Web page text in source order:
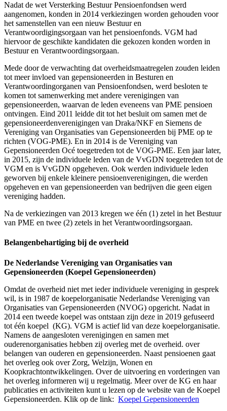
Nadat de wet Versterking Bestuur Pensioenfondsen werd
aangenomen, konden in 2014 verkiezingen worden gehouden voor
het samenstellen van een nieuw Bestuur en
Verantwoordigingsorgaan van het pensioenfonds. VGM had
hiervoor de geschikte kandidaten die gekozen konden worden in
Bestuur en Verantwoordingsorgaan.
Mede door de verwachting dat overheidsmaatregelen zouden leiden
tot meer invloed van gepensioneerden in Besturen en
Verantwoordingorganen van Pensioenfondsen, werd besloten te
komen tot samenwerking met andere verenigingen van
gepensioneerden, waarvan de leden eveneens van PME pensioen
ontvingen. Eind 2011 leidde dit tot het besluit om samen met de
gepensioneerdenverenigingen van Draka/NKF en Siemens de
Vereniging van Organisaties van Gepensioneerden bij PME op te
richten (VOG-PME). En in 2014 is de Vereniging van
Gepensioneerden Océ toegetreden tot de VOG-PME. Een jaar later,
in 2015, zijn de individuele leden van de VvGDN toegetreden tot de
VGM en is VvGDN opgeheven. Ook werden individuele leden
geworven bij enkele kleinere pensioenverenigingen, die werden
opgeheven en van gepensioneerden van bedrijven die geen eigen
vereniging hadden.
Na de verkiezingen van 2013 kregen we één (1) zetel in het Bestuur
van PME en twee (2) zetels in het Verantwoordingsorgaan.
Belangenbehartiging bij de overheid
De Nederlandse Vereniging van Organisaties van
Gepensioneerden (Koepel Gepensioneerden)
Omdat de overheid niet met ieder individuele vereniging in gesprek
wil, is in 1987 de koepelorganisatie Nederlandse Vereniging van
Organisaties van Gepensioneerden (NVOG) opgericht. Nadat in
2014 een tweede koepel was ontstaan zijn deze in 2019 gefuseerd
tot één koepel (KG). VGM is actief lid van deze koepelorganisatie.
Namens de aangesloten verenigingen en samen met
ouderenorganisaties hebben zij overleg met de overheid. over
belangen van ouderen en gepensioneerden. Naast pensioenen gaat
het overleg ook over Zorg, Welzijn, Wonen en
Koopkrachtontwikkelingen. Over de uitvoering en vorderingen van
het overleg informeren wij u regelmatig. Meer over de KG en haar
publicaties en activiteiten kunt u lezen op de website van de Koepel
Gepensioneerden. Klik op de link: Koepel Gepensioneerden